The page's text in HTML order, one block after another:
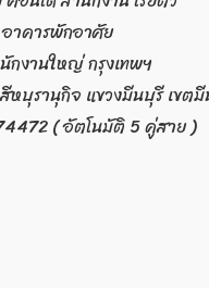
อาคารพักอาศัย
กงานใหญ่ กรุงเทพฯ
บุรานุกิจ แขวงมีนบุรี เขต
( อัตโนมัติ 5 คู่สาย )